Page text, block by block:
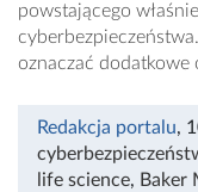
powstającego
oznaczać dodatkowe
Redakcja portalu,
life science, Baker